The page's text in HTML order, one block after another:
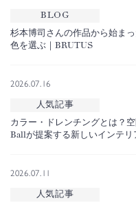
BLOG
杉本博司さんの作品から始ま
色を選ぶ｜BRUTUS
2026.07.16
人気記事
カラー・ドレンチングとは？
Ballが提案する新しいインテリ
2026.07.11
人気記事